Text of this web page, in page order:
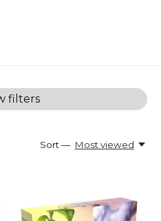
filters
Sort — Most viewed